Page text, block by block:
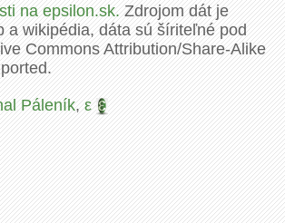
na epsilon.sk.Zdrojom dát je
a wikipédia, dáta sú šíriteľné pod
Commons Attribution/Share-Alike
Páleník,ε